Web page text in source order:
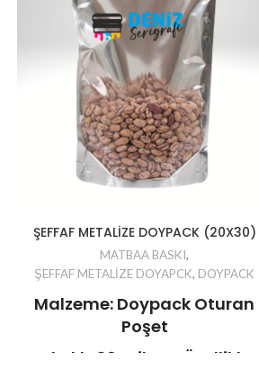
ŞEFFAF METALİZE DOYPACK (20X30)
MATBAA BASKI,
ŞEFFAF METALİZE DOYAPCK, DOYPACK
Malzeme: Doypack Oturan
Poşet
Kalınlık: 90 mikron Özellikler: